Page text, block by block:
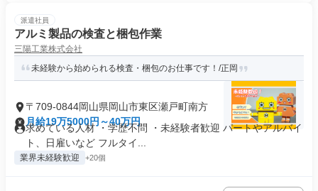
派遣社員
アルミ製品の検査と梱包作業
三陽工業株式会社
未経験から始められる検査・梱包のお仕事です！/正岡
〒709-0844岡山県岡山市東区瀬戸町南方
月給19万5000円～40万円
求めている人材 ・学歴不問 ・未経験者歓迎 パートやアルバイ
ト、日雇いなど フルタイ...
業界未経験歓迎 +20個